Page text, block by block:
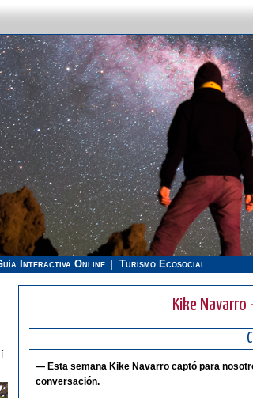
Interactiva Online Turismo Ecosocial
Kike Navarro
— Esta semana Kike Navarro captó para
conversación.